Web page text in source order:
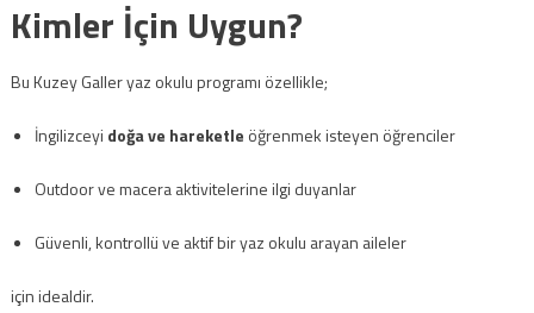
Kimler İçin Uygun?
Bu Kuzey Galler yaz okulu programı özellikle;
İngilizceyi doğa ve hareketle öğrenmek isteyen öğrenciler
Outdoor ve macera aktivitelerine ilgi duyanlar
Güvenli, kontrollü ve aktif bir yaz okulu arayan aileler
için idealdir.